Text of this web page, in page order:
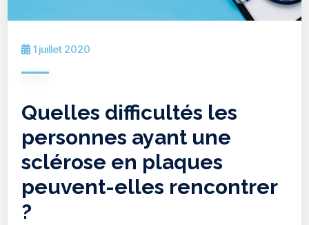
1 juillet 2020
Quelles difficultés les
personnes ayant une
sclérose en plaques
peuvent-elles rencontrer
?